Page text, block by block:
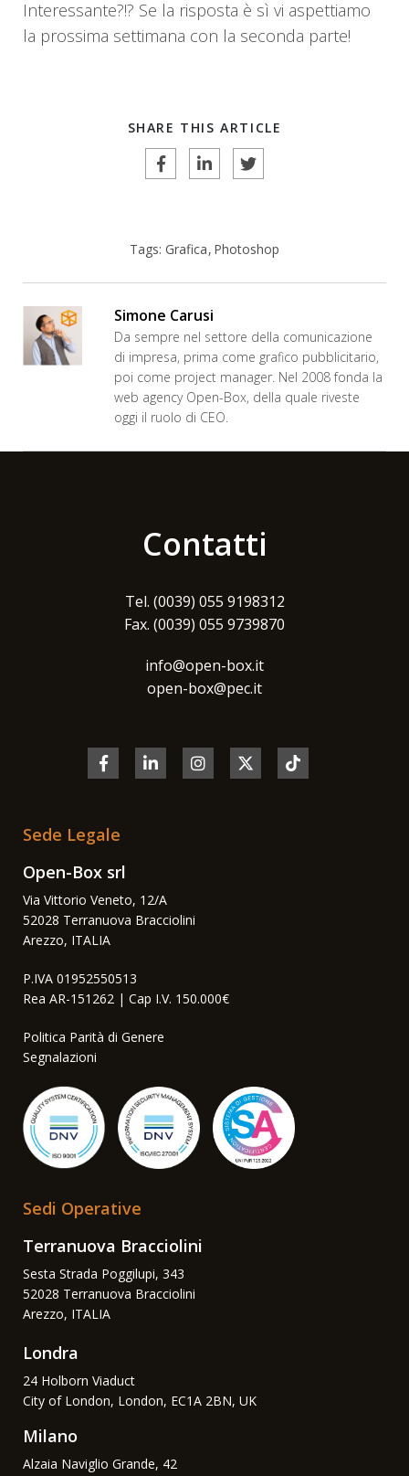
Interessante?!? Se la risposta è sì vi aspettiamo
la prossima settimana con la seconda parte!
SHARE THIS ARTICLE
Tags: Grafica Photoshop
Simone Carusi
Da sempre nel settore della comunicazione
di impresa, prima come grafico pubblicitario,
poi come project manager. Nel 2008 fonda la
web agency Open-Box, della quale riveste
oggi il ruolo di CEO.
Contatti
Tel. (0039) 055 9198312
Fax. (0039) 055 9739870
info@open-box.it
open-box@pec.it
Sede Legale
Open-Box srl
Via Vittorio Veneto, 12/A
52028 Terranuova Bracciolini
Arezzo, ITALIA
P.IVA 01952550513
Rea AR-151262 | Cap I.V. 150.000€
Politica Parità di Genere
Segnalazioni
Sedi Operative
Terranuova Bracciolini
Sesta Strada Poggilupi, 343
52028 Terranuova Bracciolini
Arezzo, ITALIA
Londra
24 Holborn Viaduct
City of London, London, EC1A 2BN, UK
Milano
Alzaia Naviglio Grande, 42